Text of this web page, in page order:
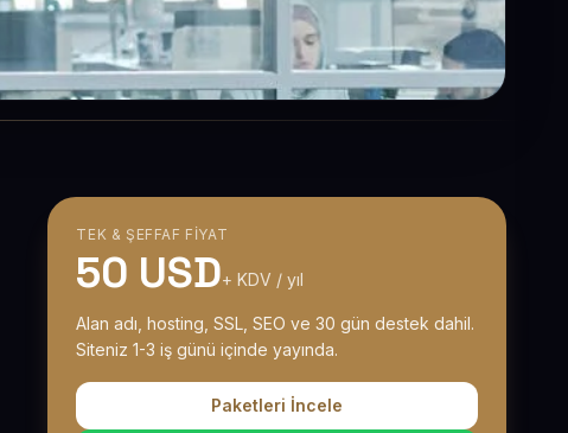
TEK & ŞEFFAF FIYAT
50 USD+ KDV / yıl
Alan adı, hosting, SSL, SEO ve 30 gün destek dahil.
Siteniz 1-3 iş günü içinde yayında.
Paketleri İncele